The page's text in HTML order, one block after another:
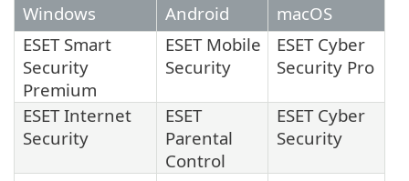
Windows
Android
macOS
ESET Smart
Security
Premium
ESET Mobile
Security
ESET Cyber
Security Pro
ESET Internet
Security
ESET
Parental
Control
ESET Cyber
Security